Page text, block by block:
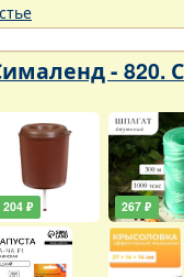
- 820.
204 ₽ 267 ₽